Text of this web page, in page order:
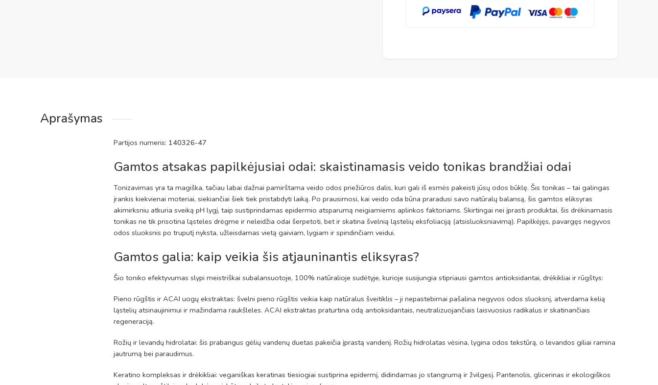
Aprašymas
Partijos numeris: 140326-47
Gamtos atsakas papilkėjusiai odai: skaistinamasis veido tonikas brandžiai odai
Tonizavimas yra ta magiška, tačiau labai dažnai pamirštama veido odos priežiūros dalis, kuri gali iš esmės pakeisti jūsų odos būklę. Šis tonikas – tai galingas
įrankis kiekvienai moteriai, siekiančiai šiek tiek pristabdyti laiką. Po prausimosi, kai veido oda būna praradusi savo natūralų balansą, šis gamtos eliksyras
akimirksniu atkuria sveiką pH lygį, taip sustiprindamas epidermio atsparumą neigiamiems aplinkos faktoriams. Skirtingai nei įprasti produktai, šis drėkinamasis
tonikas ne tik prisotina ląsteles drėgme ir neleidžia odai šerpetoti, bet ir skatina švelnią ląstelių eksfoliaciją (atsisluoksniavimą). Papilkėjęs, pavargęs negyvos
odos sluoksnis po truputį nyksta, užleisdamas vietą gaiviam, lygiam ir spindinčiam veidui.
Gamtos galia: kaip veikia šis atjauninantis eliksyras?
Šio toniko efektyvumas slypi meistriškai subalansuotoje, 100% natūralioje sudėtyje, kurioje susijungia stipriausi gamtos antioksidantai, drėkikliai ir rūgštys:
Pieno rūgštis ir ACAI uogų ekstraktas: švelni pieno rūgštis veikia kaip natūralus šveitiklis – ji nepastebimai pašalina negyvos odos sluoksnį, atverdama kelią
ląstelių atsinaujinimui ir mažindama raukšleles. ACAI ekstraktas praturtina odą antioksidantais, neutralizuojančiais laisvuosius radikalus ir skatinančiais
regeneraciją.
Rožių ir levandų hidrolatai: šis prabangus gėlių vandenų duetas pakeičia įprastą vandenį. Rožių hidrolatas vėsina, lygina odos tekstūrą, o levandos giliai ramina
jautrumą bei paraudimus.
Keratino kompleksas ir drėkikliai: veganiškas keratinas tiesiogiai sustiprina epidermį, didindamas jo stangrumą ir žvilgesį. Pantenolis, glicerinas ir ekologiškos